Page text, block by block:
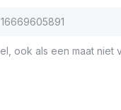
ook als een maat niet